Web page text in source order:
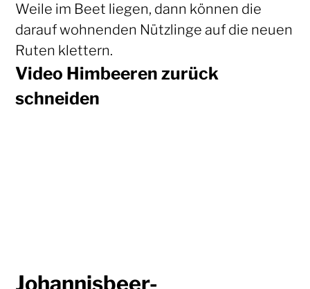
Weile im Beet liegen, dann können die
darauf wohnenden Nützlinge auf die neuen
Ruten klettern.
Video Himbeeren zurück
schneiden
Johannisbeer-